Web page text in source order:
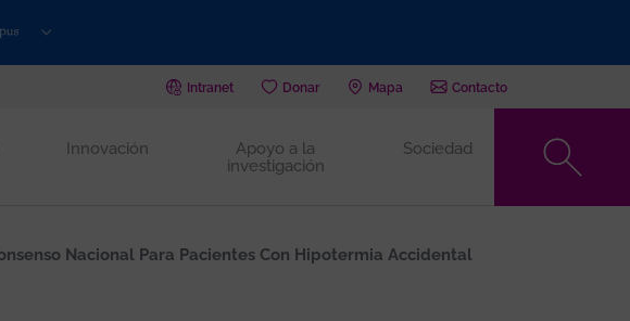
Intranet Donar Mapa Contacto
Innovación
Apoyo a la
investigación
Sociedad
Nacional Para Pacientes Con Hipotermia Accidental